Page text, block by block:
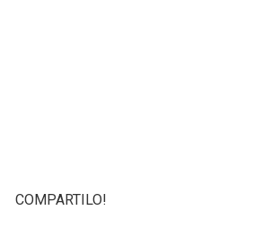
COMPARTILO!